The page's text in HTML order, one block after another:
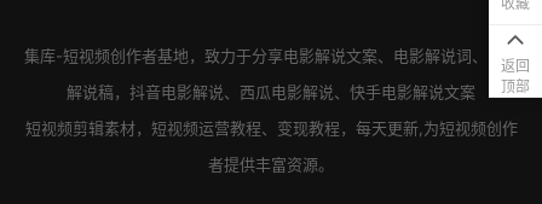
集库-短视频创作者基地，致力于分享电影解说文案、 电影解说词、
电影
解说稿， 抖音电影解说、 西瓜电影解说、 快手电影解说文案
短视频剪辑素材，短视频运营教程、变现教程，每天更新,为短视频创作
者提供丰富资源。
返回
顶部